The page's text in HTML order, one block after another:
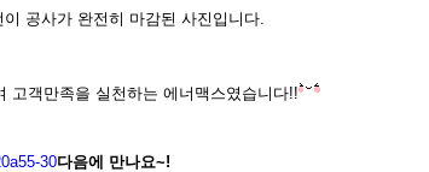
공사가 완전히 마감된 사진입니다.
고객만족을 실천하는 에너맥스였습니다!!
다음에 만나요~!